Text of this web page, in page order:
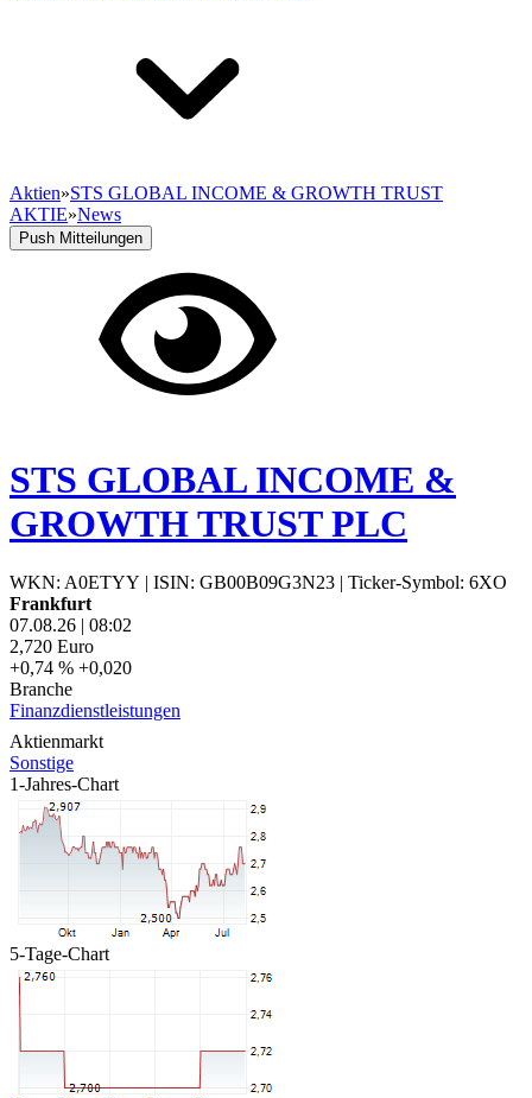
Aktien»STS GLOBAL INCOME & GROWTH TRUST
AKTIE»News
Push Mitteilungen
STS GLOBAL INCOME &
GROWTH TRUST PLC
WKN: A0ETYY | ISIN: GB00B09G3N23 | Ticker-Symbol: 6XO
Frankfurt
07.08.26 | 08:02
2,720 Euro
+0,74 % +0,020
Branche
Finanzdienstleistungen
Aktienmarkt
Sonstige
1-Jahres-Chart
5-Tage-Chart